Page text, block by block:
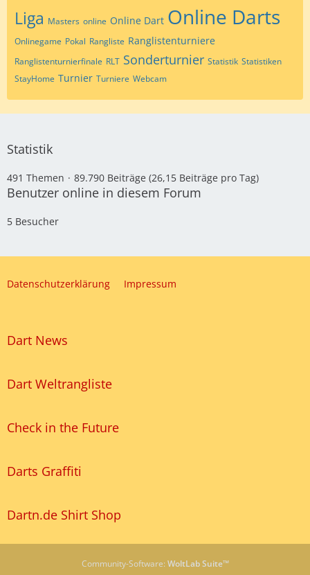
Liga Masters online Online Dart Online Darts
Onlinegame Pokal Rangliste Ranglistenturniere
Ranglistenturnierfinale RLT Sonderturnier Statistik Statistiken
StayHome Turnier Turniere Webcam
Statistik
491 Themen 89.790 Beiträge (26,15 Beiträge pro Tag)
Benutzer online in diesem Forum
5 Besucher
Datenschutzerklärung Impressum
Dart News
Dart Weltrangliste
Check in the Future
Darts Graffiti
Dartn.de Shirt Shop
Community-Software: WoltLab Suite™